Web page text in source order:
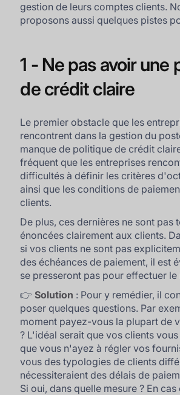
gestion de leurs comptes clients.
proposons aussi quelques pistes
1 - Ne pas avoir une
de crédit claire
Le premier obstacle que les
rencontrent dans la gestion du
manque de politique de crédit
fréquent que les entreprises
difficultés à définir les critères
ainsi que les conditions de
clients.
De plus, ces dernières ne sont pas
énoncées clairement aux clients.
si vos clients ne sont pas
des échéances de paiement, il est
se presseront pas pour effectuer le
👉Solution : Pour y remédier, il
poser quelques questions. Par
moment payez-vous la plupart de
? L'idéal serait que vos clients
que vous n'ayez à régler vos
vous des typologies de clients
nécessiteraient des délais de
Si oui, dans quelle mesure ? En